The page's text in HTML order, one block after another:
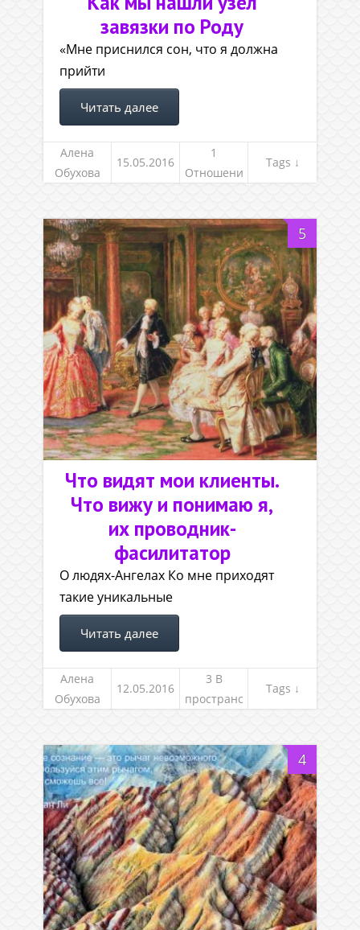
завязки по Роду
«Мне приснился сон, что я должна
прийти
Читать далее
Алена
Обухова
15.05.2016
1
Отношени
Tags ↓
5
Что видят мои клиенты.
Что вижу и понимаю я,
их проводник-
фасилитатор
О людях-Ангелах Ко мне приходят
такие уникальные
Читать далее
Алена
Обухова
12.05.2016
3 В
пространс
Tags ↓
4